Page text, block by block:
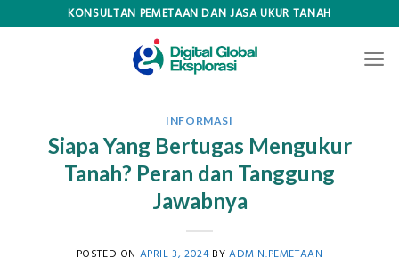
KONSULTAN PEMETAAN DAN JASA UKUR TANAH
INFORMASI
Siapa Yang Bertugas Mengukur
Tanah? Peran dan Tanggung
Jawabnya
POSTED ON APRIL 3, 2024BY ADMIN.PEMETAAN